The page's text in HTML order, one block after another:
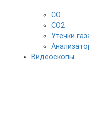
CO
CO2
Утечки
Видеоскопы